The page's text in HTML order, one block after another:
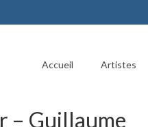
Accueil Artistes
– Guillaume